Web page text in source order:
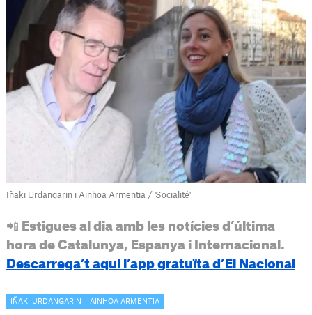
Iñaki Urdangarin i Ainhoa Armentia / 'Socialité'
📲 Estigues al dia amb les notícies d’última
hora de Catalunya, Espanya i Internacional.
Descarrega’t aquí l’app gratuïta d’El Nacional
IÑAKI URDANGARIN AINHOA ARMENTIA